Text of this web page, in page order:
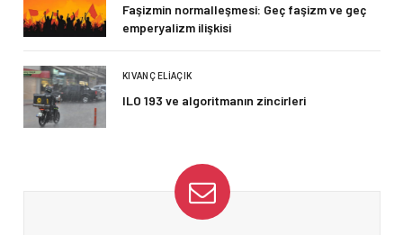
Faşizmin normalleşmesi: Geç faşizm ve geç
emperyalizm ilişkisi
KIVANÇ ELIAÇIK
ILO 193 ve algoritmanın zincirleri